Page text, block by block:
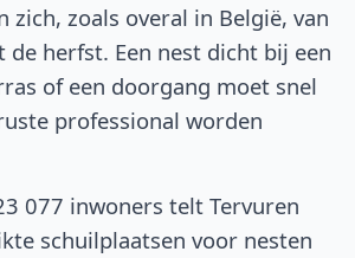
zich, zoals overal in België, van
herfst. Een nest dicht bij een
of een doorgang moet snel
professional worden
077 inwoners telt Tervuren
schuilplaatsen voor nesten